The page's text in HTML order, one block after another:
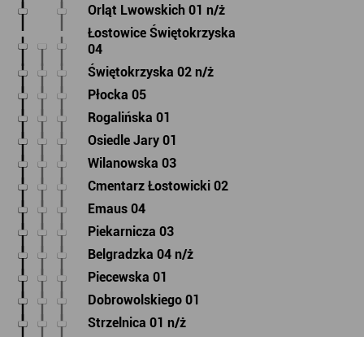
Orląt Lwowskich 01 n/ż
Łostowice Świętokrzyska
04
Świętokrzyska 02 n/ż
Płocka 05
Rogalińska 01
Osiedle Jary 01
Wilanowska 03
Cmentarz Łostowicki 02
Emaus 04
Piekarnicza 03
Belgradzka 04 n/ż
Piecewska 01
Dobrowolskiego 01
Strzelnica 01 n/ż